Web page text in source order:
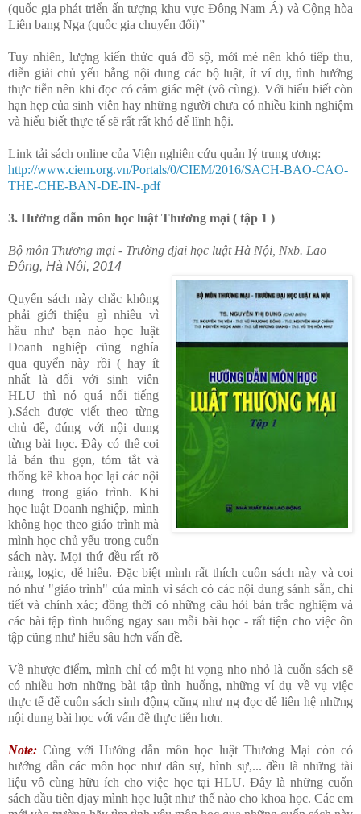
(quốc gia phát triển ấn tượng khu vực Đông Nam Á) và Cộng hòa
Liên bang Nga (quốc gia chuyển đổi)”
Tuy nhiên, lượng kiến thức quá đồ sộ, mới mẻ nên khó tiếp thu,
diễn giải chủ yếu bằng nội dung các bộ luật, ít ví dụ, tình hướng
thực tiễn nên khi đọc có cảm giác mệt (vô cùng). Với hiểu biết còn
hạn hẹp của sinh viên hay những người chưa có nhiều kinh nghiệm
và hiểu biết thực tế sẽ rất rất khó để lĩnh hội.
Link tải sách online của Viện nghiên cứu quản lý trung ương:
http://www.ciem.org.vn/Portals/0/CIEM/2016/SACH-BAO-CAO-
THE-CHE-BAN-DE-IN-.pdf
3. Hướng dẫn môn học luật Thương mại ( tập 1 )
Bộ môn Thương mại - Trường đjai học luật Hà Nội, Nxb. Lao
Động, Hà Nội, 2014
Quyển sách này chắc không
phải giới thiệu gì nhiều vì
hầu như bạn nào học luật
Doanh nghiệp cũng nghía
qua quyển này rồi ( hay ít
nhất là đối với sinh viên
HLU thì nó quá nổi tiếng
).Sách được viết theo từng
chủ đề, đúng với nội dung
từng bài học. Đây có thể coi
là bản thu gọn, tóm tắt và
thống kê khoa học lại các nội
dung trong giáo trình. Khi
học luật Doanh nghiệp, mình
không học theo giáo trình mà
mình học chủ yếu trong cuốn
sách này. Mọi thứ đều rất rõ
ràng, logic, dễ hiểu. Đặc biệt mình rất thích cuốn sách này và coi
nó như "giáo trình" của mình vì sách có các nội dung sánh sẵn, chi
tiết và chính xác; đồng thời có những câu hỏi bán trắc nghiệm và
các bài tập tình huống ngay sau mỗi bài học - rất tiện cho việc ôn
tập cũng như hiểu sâu hơn vấn đề.
Về nhược điểm, mình chỉ có một hi vọng nho nhỏ là cuốn sách sẽ
có nhiều hơn những bài tập tình huống, những ví dụ về vụ việc
thực tế để cuốn sách sinh động cũng như ng đọc dễ liên hệ những
nội dung bài học với vấn đề thực tiễn hơn.
Note: Cùng với Hướng dẫn môn học luật Thương Mại còn có
hướng dẫn các môn học như dân sự, hình sự,... đều là những tài
liệu vô cùng hữu ích cho việc học tại HLU. Đây là những cuốn
sách đầu tiên djay mình học luật như thế nào cho khoa học. Các em